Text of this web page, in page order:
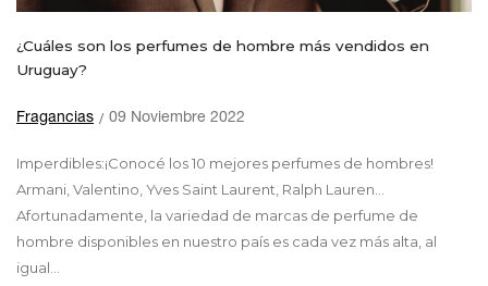
¿Cuáles son los perfumes de hombre más vendidos en
Uruguay?
Fragancias 09 Noviembre 2022
Imperdibles:¡Conocé los 10 mejores perfumes de hombres!
Armani, Valentino, Yves Saint Laurent, Ralph Lauren…
Afortunadamente, la variedad de marcas de perfume de
hombre disponibles en nuestro país es cada vez más alta, al
igual...